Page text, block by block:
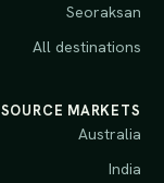
Seoraksan
All destinations
SOURCE MARKETS
Australia
India